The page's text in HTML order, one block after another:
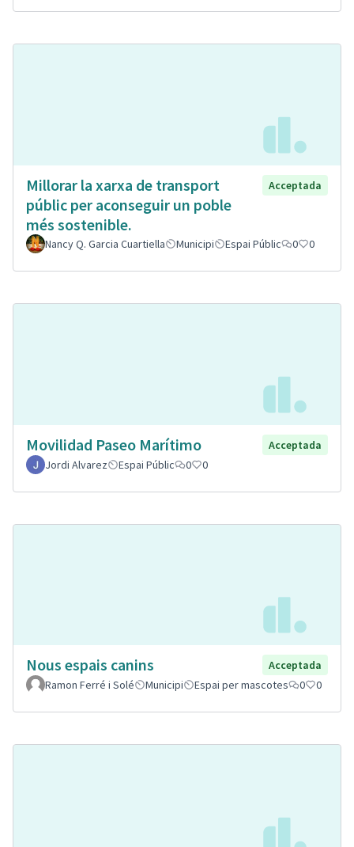
Millorar la xarxa de transport
públic per aconseguir un poble
més sostenible.
Acceptada
Nancy Q. Garcia Cuartiella Municipi Espai Públic 0 0
Movilidad Paseo Marítimo
Acceptada
Jordi Alvarez
Espai Públic 0 0
Nous espais canins
Acceptada
Ramon Ferré i Solé
Municipi Espai per mascotes 0 0